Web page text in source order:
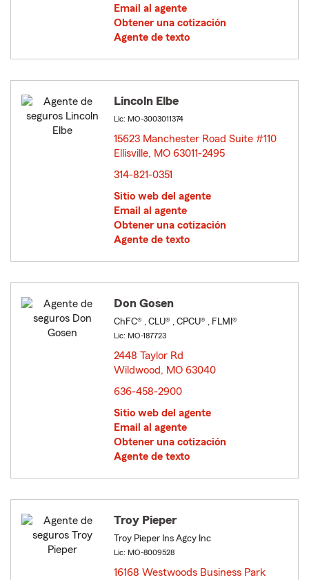
Email al agente
Obtener una cotización
Agente de texto
Lincoln Elbe
Lic: MO-3003011374
15623 Manchester Road Suite #110
Ellisville, MO 63011-2495
314-821-0351
Sitio web del agente
Email al agente
Obtener una cotización
Agente de texto
Don Gosen
ChFC® , CLU® , CPCU® , FLMI®
Lic: MO-187723
2448 Taylor Rd
Wildwood, MO 63040
636-458-2900
Sitio web del agente
Email al agente
Obtener una cotización
Agente de texto
Troy Pieper
Troy Pieper Ins Agcy Inc
Lic: MO-8009528
16168 Westwoods Business Park